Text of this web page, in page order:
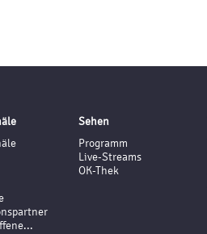
Sehen
Programm
Live-Streams
OK-Thek